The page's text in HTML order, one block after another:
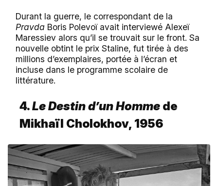
Durant la guerre, le correspondant de la
Pravda Boris Polevoï avait interviewé Alexeï
Maressiev alors qu’il se trouvait sur le front. Sa
nouvelle obtint le prix Staline, fut tirée à des
millions d’exemplaires, portée à l’écran et
incluse dans le programme scolaire de
littérature.
4.Le Destin d’un Homme de
Mikhaïl Cholokhov, 1956